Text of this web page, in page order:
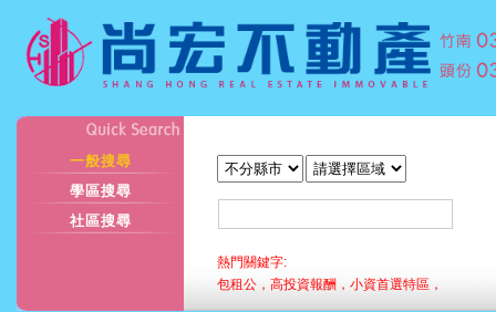
一般搜尋
學區搜尋
社區搜尋
熱門關鍵字:
包租公，高投資報酬，小資首選特區，